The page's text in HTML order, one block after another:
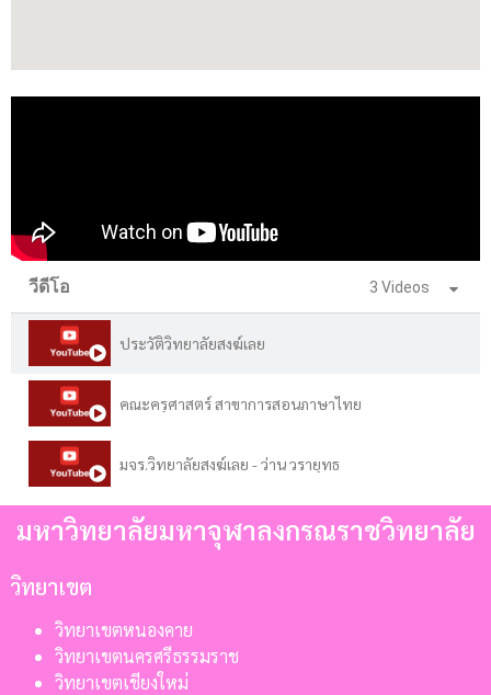
วีดีโอ 3 Videos
ประวัติวิทยาลัยสงฆ์เลย
คณะครุศาสตร์ สาขาการสอนภาษาไทย
มจร.วิทยาลัยสงฆ์เลย - ว่าน วรายุทธ
มหาวิทยาลัยมหาจุฬาลงกรณราชวิทยาลัย
วิทยาเขต
วิทยาเขตหนองคาย
วิทยาเขตนครศรีธรรมราช
วิทยาเขตเชียงใหม่